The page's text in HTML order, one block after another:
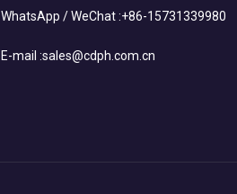
WhatsApp / WeChat :+86-15731339980
E-mail :sales@cdph.com.cn